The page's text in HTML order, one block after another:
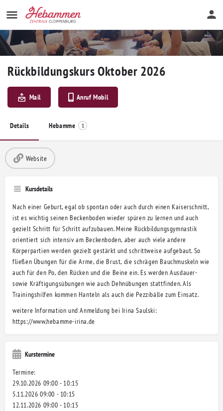
Rückbildungskurs Oktober 2026
Mail Anruf Mobil
Details Hebamme 1
Website
Kursdetails
Nach einer Geburt, egal ob spontan oder auch durch einen Kaiserschnitt,
ist es wichtig seinen Beckenboden wieder spüren zu lernen und auch
gezielt Schritt für Schritt aufzubauen. Meine Rückbildungsgymnastik
orientiert sich intensiv am Beckenboden, aber auch viele andere
Körperpartien werden gezielt gestärkt und schrittweise aufgebaut. So
fließen Übungen für die Arme, die Brust, die schrägen Bauchmuskeln wie
auch für den Po, den Rücken und die Beine ein. Es werden Ausdauer-
sowie Kräftigungsübungen wie auch Dehnübungen stattfinden. Als
Trainingshilfen kommen Hanteln als auch die Pezzibälle zum Einsatz.
weitere Information und Anmeldung bei Irina Saulski:
https://www.hebamme-irina.de
Kurstermine
Termine:
29.10.2026 09:00 - 10:15
5.11.2026 09:00 - 10:15
12.11.2026 09:00 - 10:15